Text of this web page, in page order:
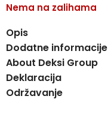
Nema na zalihama
Opis
Dodatne informacije
About Deksi Group
Deklaracija
Održavanje